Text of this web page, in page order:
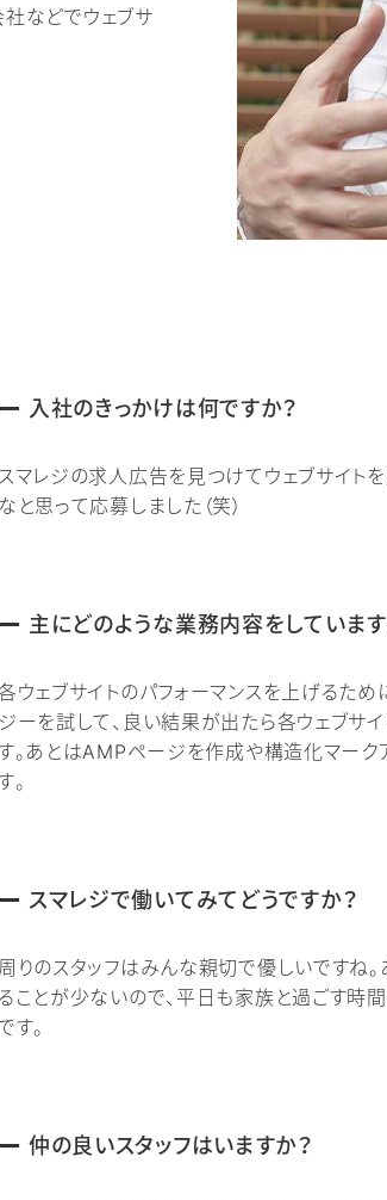
などでウェブサ
入社のきっかけは何ですか？
スマレジの求人広告を見つけてウェブサイト
なと思って応募しました（笑）
主にどのような業務内容をしています
ウェブサイトのパフォーマンスを上げるため
ジーを試して、良い結果が出たら各ウェブサ
。あとはAMPページを作成や構造化マーク
。
スマレジで働いてみてどうですか？
周りのスタッフはみんな親切で優しいですね。
ることが少ないので、平日も家族と過ごす時
す。
仲の良いスタッフはいますか？